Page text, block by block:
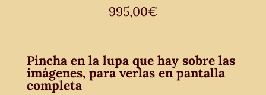
995,00€
Pincha en la lupa que hay sobre las
imágenes, para verlas en pantalla
completa